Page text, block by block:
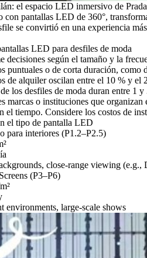
el espacio LED inmersivo de Prada
con pantallas LED de 360°,
se convirtió en una experiencia
LED para desfiles de moda
decisiones según el tamaño y la
puntuales o de corta duración,
de alquiler oscilan entre el 10 % y el
los desfiles de moda duran entre 1
marcas o instituciones que
el tiempo. Considere los costos de
el tipo de pantalla LED
para interiores (P1.2–P2.5)
close-range viewing (e.g.,
(P3–P6)
environments, large-scale shows